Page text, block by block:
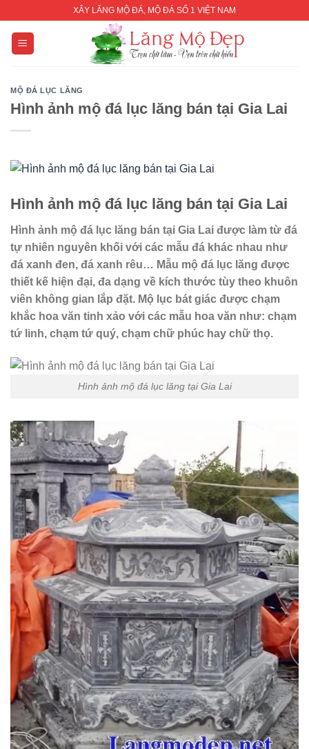
content
XÂY LĂNG MỘ ĐÁ, MỘ ĐÁ SỐ 1 VIỆT NAM
MỘ ĐÁ LỤC LĂNG
Hình ảnh mộ đá lục lăng bán tại Gia Lai
Hình ảnh mộ đá lục lăng bán tại Gia Lai
Hình ảnh mộ đá lục lăng bán tại Gia Lai được làm từ đá
tự nhiên nguyên khối với các mẫu đá khác nhau như
đá xanh đen, đá xanh rêu… Mẫu mộ đá lục lăng được
thiết kế hiện đại, đa dạng về kích thước tùy theo khuôn
viên không gian lắp đặt. Mộ lục bát giác được chạm
khắc hoa văn tinh xảo với các mẫu hoa văn như: chạm
tứ linh, chạm tứ quý, chạm chữ phúc hay chữ thọ.
Hình ảnh mộ đá lục lăng tại Gia Lai